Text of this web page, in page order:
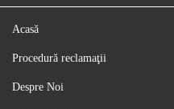
Acasă
Procedură reclamaţii
Despre Noi